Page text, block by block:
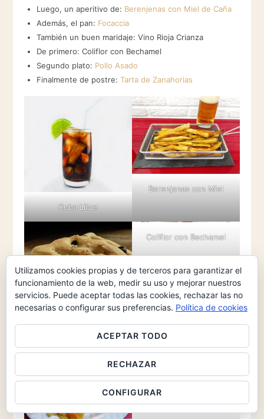
Luego, un aperitivo de: Berenjenas con Miel de Caña
Además, el pan: Focaccia
También un buen maridaje: Vino Rioja Crianza
De primero: Coliflor con Bechamel
Segundo plato: Pollo Asado
Finalmente de postre: Tarta de Zanahorias
Cuba Libre
Berenjenas con Miel
Coliflor con Bechamel
Utilizamos cookies propias y de terceros para garantizar el
funcionamiento de la web, medir su uso y mejorar nuestros
servicios. Puede aceptar todas las cookies, rechazar las no
necesarias o configurar sus preferencias. Política de cookies
ACEPTAR TODO
RECHAZAR
CONFIGURAR